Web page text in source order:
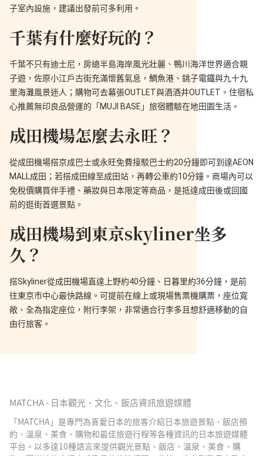
子室內設施，建議出發前可多利用。
千葉有什麼好玩的？
千葉不只有迪士尼，房總半島海岸風光壯麗、鴨川海洋世界適合親
子遊，佐原小江戶古街充滿懷舊氣息，鯛魚港、銚子電鐵與九十九
里海灘風景迷人；購物可去幕張OUTLET與酒酒井OUTLET。住宿私
心推薦無印良品營運的「MUJI BASE」旅宿體驗在地田園生活。
成田機場怎麼去永旺？
從成田機場搭京成巴士或永旺免費接駁巴士約20分鐘即可到達AEON
MALL成田；若搭成田線至成田站，再轉公車約10分鐘。商場內可以
免稅價購買伴手禮、藥妝與日本限定等商品，是抵達成田後或回國
前的逛街首選景點。
成田機場到東京skyliner坐多
久？
搭Skyliner從成田機場直達上野約40分鐘、日暮里約36分鐘，是前
往東京市中心最快路線。可提前在線上或現場售票機購票，座位寬
敞、全為指定座位，附行李架，非常適合行李多且想舒適移動的自
由行旅客。
MATCHA - 日本觀光、文化、飯店資訊旅遊媒體
「MATCHA」是專門為喜愛日本的旅客介紹日本旅遊景點、飯店預
約、溫泉、美食、購物和最佳旅遊行程等各種資訊的日本旅遊媒體
平台。以多達10種語言來提供觀光景點、飯店、溫泉、美食、購